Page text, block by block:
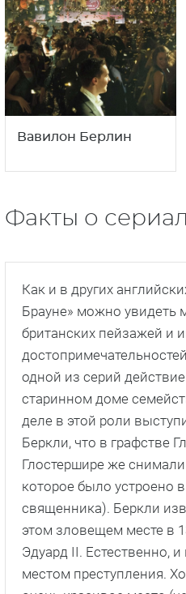
Вавилон Берлин
Факты о
Как и в других
Брауне» можно увидеть
британских пейзажей и
одной из серий
старинном доме
деле в этой роли
Беркли, что в графстве
Глостершире же
которое было устроено
священника). Беркли
этом зловещем месте в
Эдуард II. Естественно,
местом преступления.